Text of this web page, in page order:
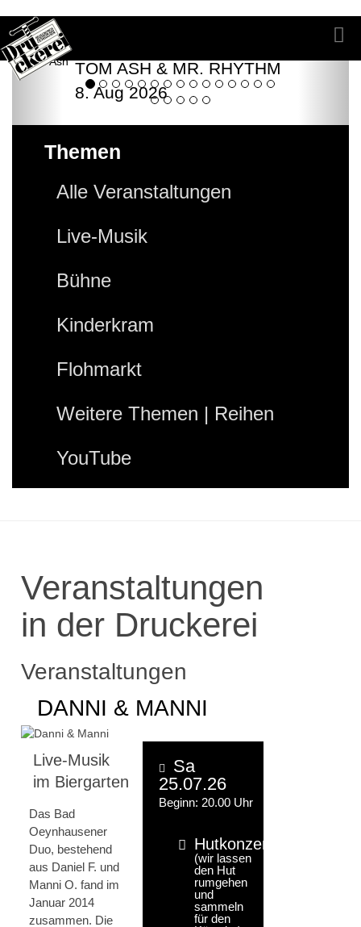
TOM ASH & MR. RHYTHM
8. Aug 2026
Themen
Alle Veranstaltungen
Live-Musik
Bühne
Kinderkram
Flohmarkt
Weitere Themen | Reihen
YouTube
Veranstaltungen
in der Druckerei
Veranstaltungen
DANNI & MANNI
Live-Musik
im Biergarten
Das Bad
Oeynhausener
Duo, bestehend
aus Daniel F. und
Manni O. fand im
Januar 2014
zusammen. Die
Sa
25.07.26
Beginn: 20.00 Uhr
Hutkonzert
(wir lassen
den Hut
rumgehen
und
sammeln
für den